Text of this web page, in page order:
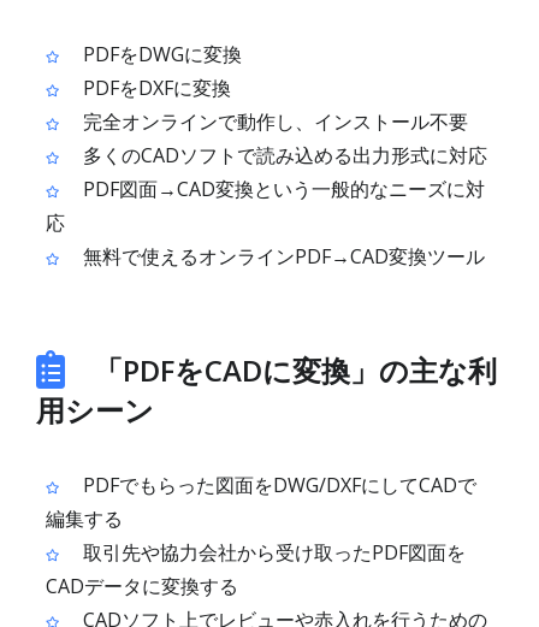
PDFをDWGに変換
PDFをDXFに変換
完全オンラインで動作し、インストール不要
多くのCADソフトで読み込める出力形式に対応
PDF図面→CAD変換という一般的なニーズに対
応
無料で使えるオンラインPDF→CAD変換ツール
「PDFをCADに変換」の主な利
用シーン
PDFでもらった図面をDWG/DXFにしてCADで
編集する
取引先や協力会社から受け取ったPDF図面を
CADデータに変換する
CADソフト上でレビューや赤入れを行うための